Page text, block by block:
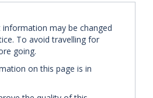
may be changed
To avoid travelling for
going.
on this page is in